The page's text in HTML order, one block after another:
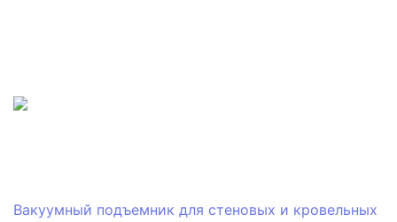
Вакуумный подъемник для стеновых и кровельных